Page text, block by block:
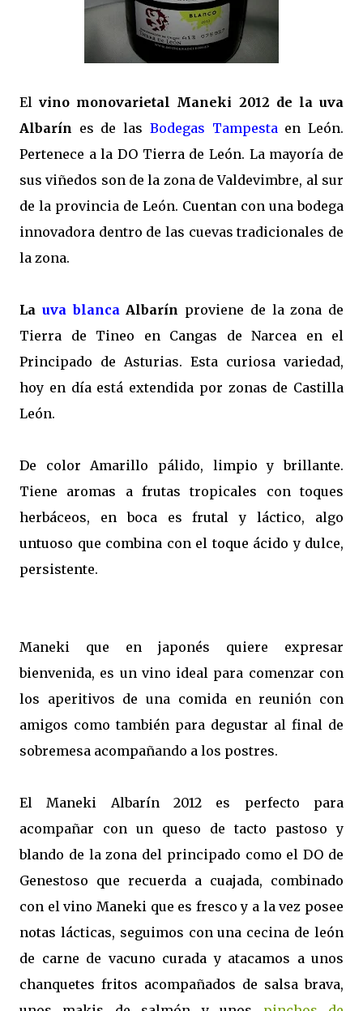
Elvino monovarietal Maneki 2012 de la uva
Albarín es de las Bodegas Tampestaen León.
Pertenece a la DO Tierra de León. La mayoría de
sus viñedos son de la zona de Valdevimbre, al sur
de la provincia de León. Cuentan con una bodega
innovadora dentro de las cuevas tradicionales de
la zona.
La uva blancaAlbarín proviene de la zona de
Tierra de Tineo en Cangas de Narcea en el
Principado de Asturias. Esta curiosa variedad,
hoy en día está extendida por zonas de Castilla
León.
De color Amarillo pálido, limpio y brillante.
Tiene aromas a frutas tropicales con toques
herbáceos, en boca es frutal y láctico, algo
untuoso que combina con el toque ácido y dulce,
persistente.
Maneki que en japonés quiere expresar
bienvenida, es un vino ideal para comenzar con
los aperitivos de una comida en reunión con
amigos como también para degustar al final de
sobremesa acompañando a los postres.
El Maneki Albarín 2012 es perfecto para
acompañar con un queso de tacto pastoso y
blando de la zona del principado como el DO de
Genestoso que recuerda a cuajada, combinado
con el vino Maneki que es fresco y a la vez posee
notas lácticas, seguimos con una cecina de león
de carne de vacuno curada y atacamos a unos
chanquetes fritos acompañados de salsa brava,